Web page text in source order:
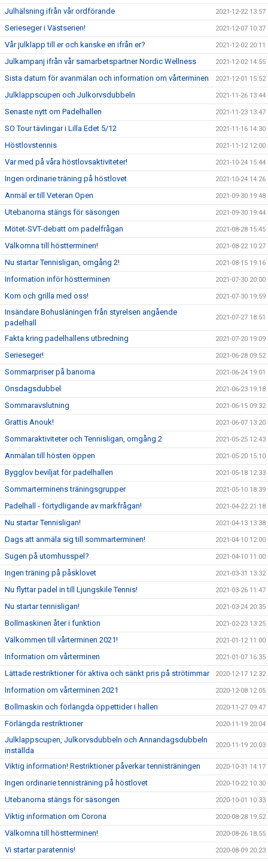
Julhälsning ifrån vår ordförande 2021-12-22 13:57
Serieseger i Västserien! 2021-12-07 10:37
Vår julklapp till er och kanske en ifrån er? 2021-12-02 20:11
Julkampanj ifrån vår samarbetspartner Nordic Wellness 2021-12-02 14:55
Sista datum för avanmälan och information om vårterminen 2021-12-01 15:52
Julklappscupen och Julkorvsdubbeln 2021-11-26 13:44
Senaste nytt om Padelhallen 2021-11-23 13:47
SO Tour tävlingar i Lilla Edet 5/12 2021-11-16 14:30
Höstlovstennis 2021-11-12 12:00
Var med på våra höstlovsaktiviteter! 2021-10-24 15:44
Ingen ordinarie träning på höstlovet 2021-10-24 14:26
Anmäl er till Veteran Open 2021-09-30 19:48
Utebanorna stängs för säsongen 2021-09-30 19:44
Mötet-SVT-debatt om padelfrågan 2021-08-28 15:45
Välkomna till höstterminen! 2021-08-22 10:27
Nu startar Tennisligan, omgång 2! 2021-08-15 19:16
Information inför höstterminen 2021-07-30 20:00
Kom och grilla med oss! 2021-07-30 19:59
Insändare Bohusläningen från styrelsen angående
padelhall
2021-07-27 18:51
Fakta kring padelhallens utbredning 2021-07-20 19:09
Serieseger! 2021-06-28 09:52
Sommarpriser på banorna 2021-06-24 19:01
Onsdagsdubbel 2021-06-23 19:18
Sommaravslutning 2021-06-15 09:32
Grattis Anouk! 2021-06-07 13:20
Sommaraktiviteter och Tennisligan, omgång 2 2021-05-25 12:43
Anmälan till hösten öppen 2021-05-20 15:10
Bygglov beviljat för padelhallen 2021-05-18 12:33
Sommarterminens träningsgrupper 2021-05-10 18:39
Padelhall - förtydligande av markfrågan! 2021-04-22 21:18
Nu startar Tennisligan! 2021-04-13 13:38
Dags att anmäla sig till sommarterminen! 2021-04-10 12:00
Sugen på utomhusspel? 2021-04-10 11:00
Ingen träning på påsklovet 2021-03-31 13:32
Nu flyttar padel in till Ljungskile Tennis! 2021-03-26 11:47
Nu startar tennisligan! 2021-03-24 20:35
Bollmaskinen åter i funktion 2021-02-23 13:25
Välkommen till vårterminen 2021! 2021-01-12 11:00
Information om vårterminen 2021-01-07 16:35
Lättade restriktioner för aktiva och sänkt pris på strötimmar 2020-12-17 12:32
Information om vårterminen 2021 2020-12-08 12:05
Bollmaskin och förlängda öppettider i hallen 2020-11-27 09:47
Förlängda restriktioner 2020-11-19 20:04
Julklappscupen, Julkorvsdubbeln och Annandagsdubbeln
inställda
2020-11-19 20:03
Viktig information! Restriktioner påverkar tennisträningen 2020-10-31 14:17
Ingen ordinarie tennisträning på höstlovet 2020-10-22 10:30
Utebanorna stängs för säsongen 2020-10-01 10:33
Viktig information om Corona 2020-08-28 19:52
Välkomna till höstterminen! 2020-08-26 18:55
Vi startar paratennis! 2020-08-09 20:23